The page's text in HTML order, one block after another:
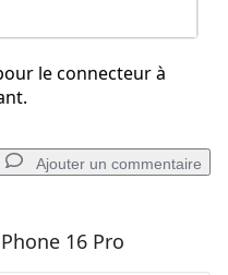
le connecteur à
Ajouter un commentaire
16 Pro